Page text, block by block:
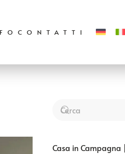
CONTATTI
Casa in Campagna